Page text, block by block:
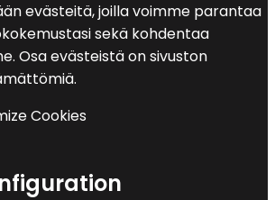
evästeitä, joilla voimme parantaa
sekä kohdentaa
Osa evästeistä on sivuston
Cookies